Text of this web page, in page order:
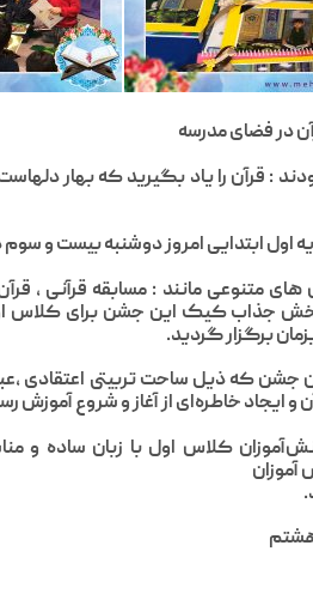
در فضای مدرسه
: قرآن را یاد بگیرید که بهار
اول ابتدایی امروز دوشنبه بیست و
های متنوعی مانند : مسابقه قرآنی
جذاب کیک این جشن برای کلاس
برگزار گردید.
جشن که ذیل ساحت تربیتی اعتقادی
و ایجاد خاطره‌ای از آغاز و شروع
کلاس اول با زبان ساده و
آموزان